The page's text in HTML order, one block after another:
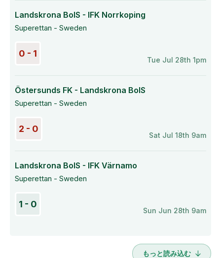
Landskrona BoIS - IFK Norrkoping
Superettan - Sweden
0 - 1
Tue Jul 28th 1pm
Östersunds FK - Landskrona BoIS
Superettan - Sweden
2 - 0
Sat Jul 18th 9am
Landskrona BoIS - IFK Värnamo
Superettan - Sweden
1 - 0
Sun Jun 28th 9am
もっと読み込む